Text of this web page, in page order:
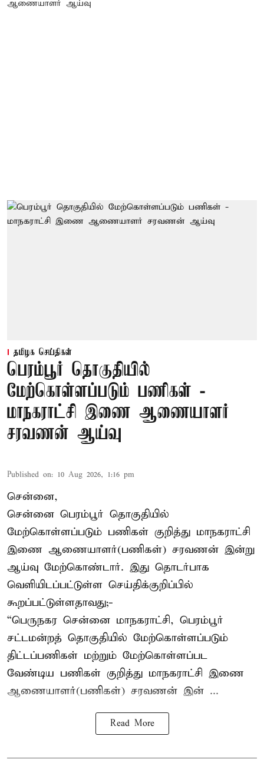
தமிழக செய்திகள்
பெரம்பூர் தொகுதியில்
மேற்கொள்ளப்படும் பணிகள் -
மாநகராட்சி இணை ஆணையாளர்
சரவணன் ஆய்வு
Published on: 10 Aug 2026, 1:16 pm
சென்னை,
சென்னை பெரம்பூர் தொகுதியில்
மேற்கொள்ளப்படும் பணிகள் குறித்து மாநகராட்சி
இணை ஆணையாளர்(பணிகள்) சரவணன் இன்று
ஆய்வு மேற்கொண்டார். இது தொடர்பாக
வெளியிடப்பட்டுள்ள செய்திக்குறிப்பில்
கூறப்பட்டுள்ளதாவது;-
“பெருநகர சென்னை மாநகராட்சி, பெரம்பூர்
சட்டமன்றத் தொகுதியில் மேற்கொள்ளப்படும்
திட்டப்பணிகள் மற்றும் மேற்கொள்ளப்பட
வேண்டிய பணிகள் குறித்து மாநகராட்சி இணை
ஆணையாளர்(பணிகள்) சரவணன் இன் ...
Read More